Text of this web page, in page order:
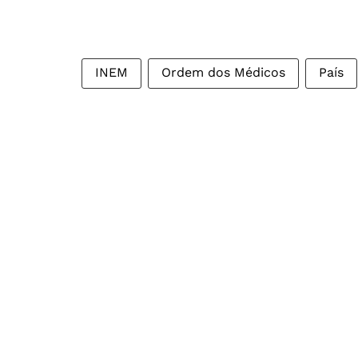
INEM Ordem dos Médicos País